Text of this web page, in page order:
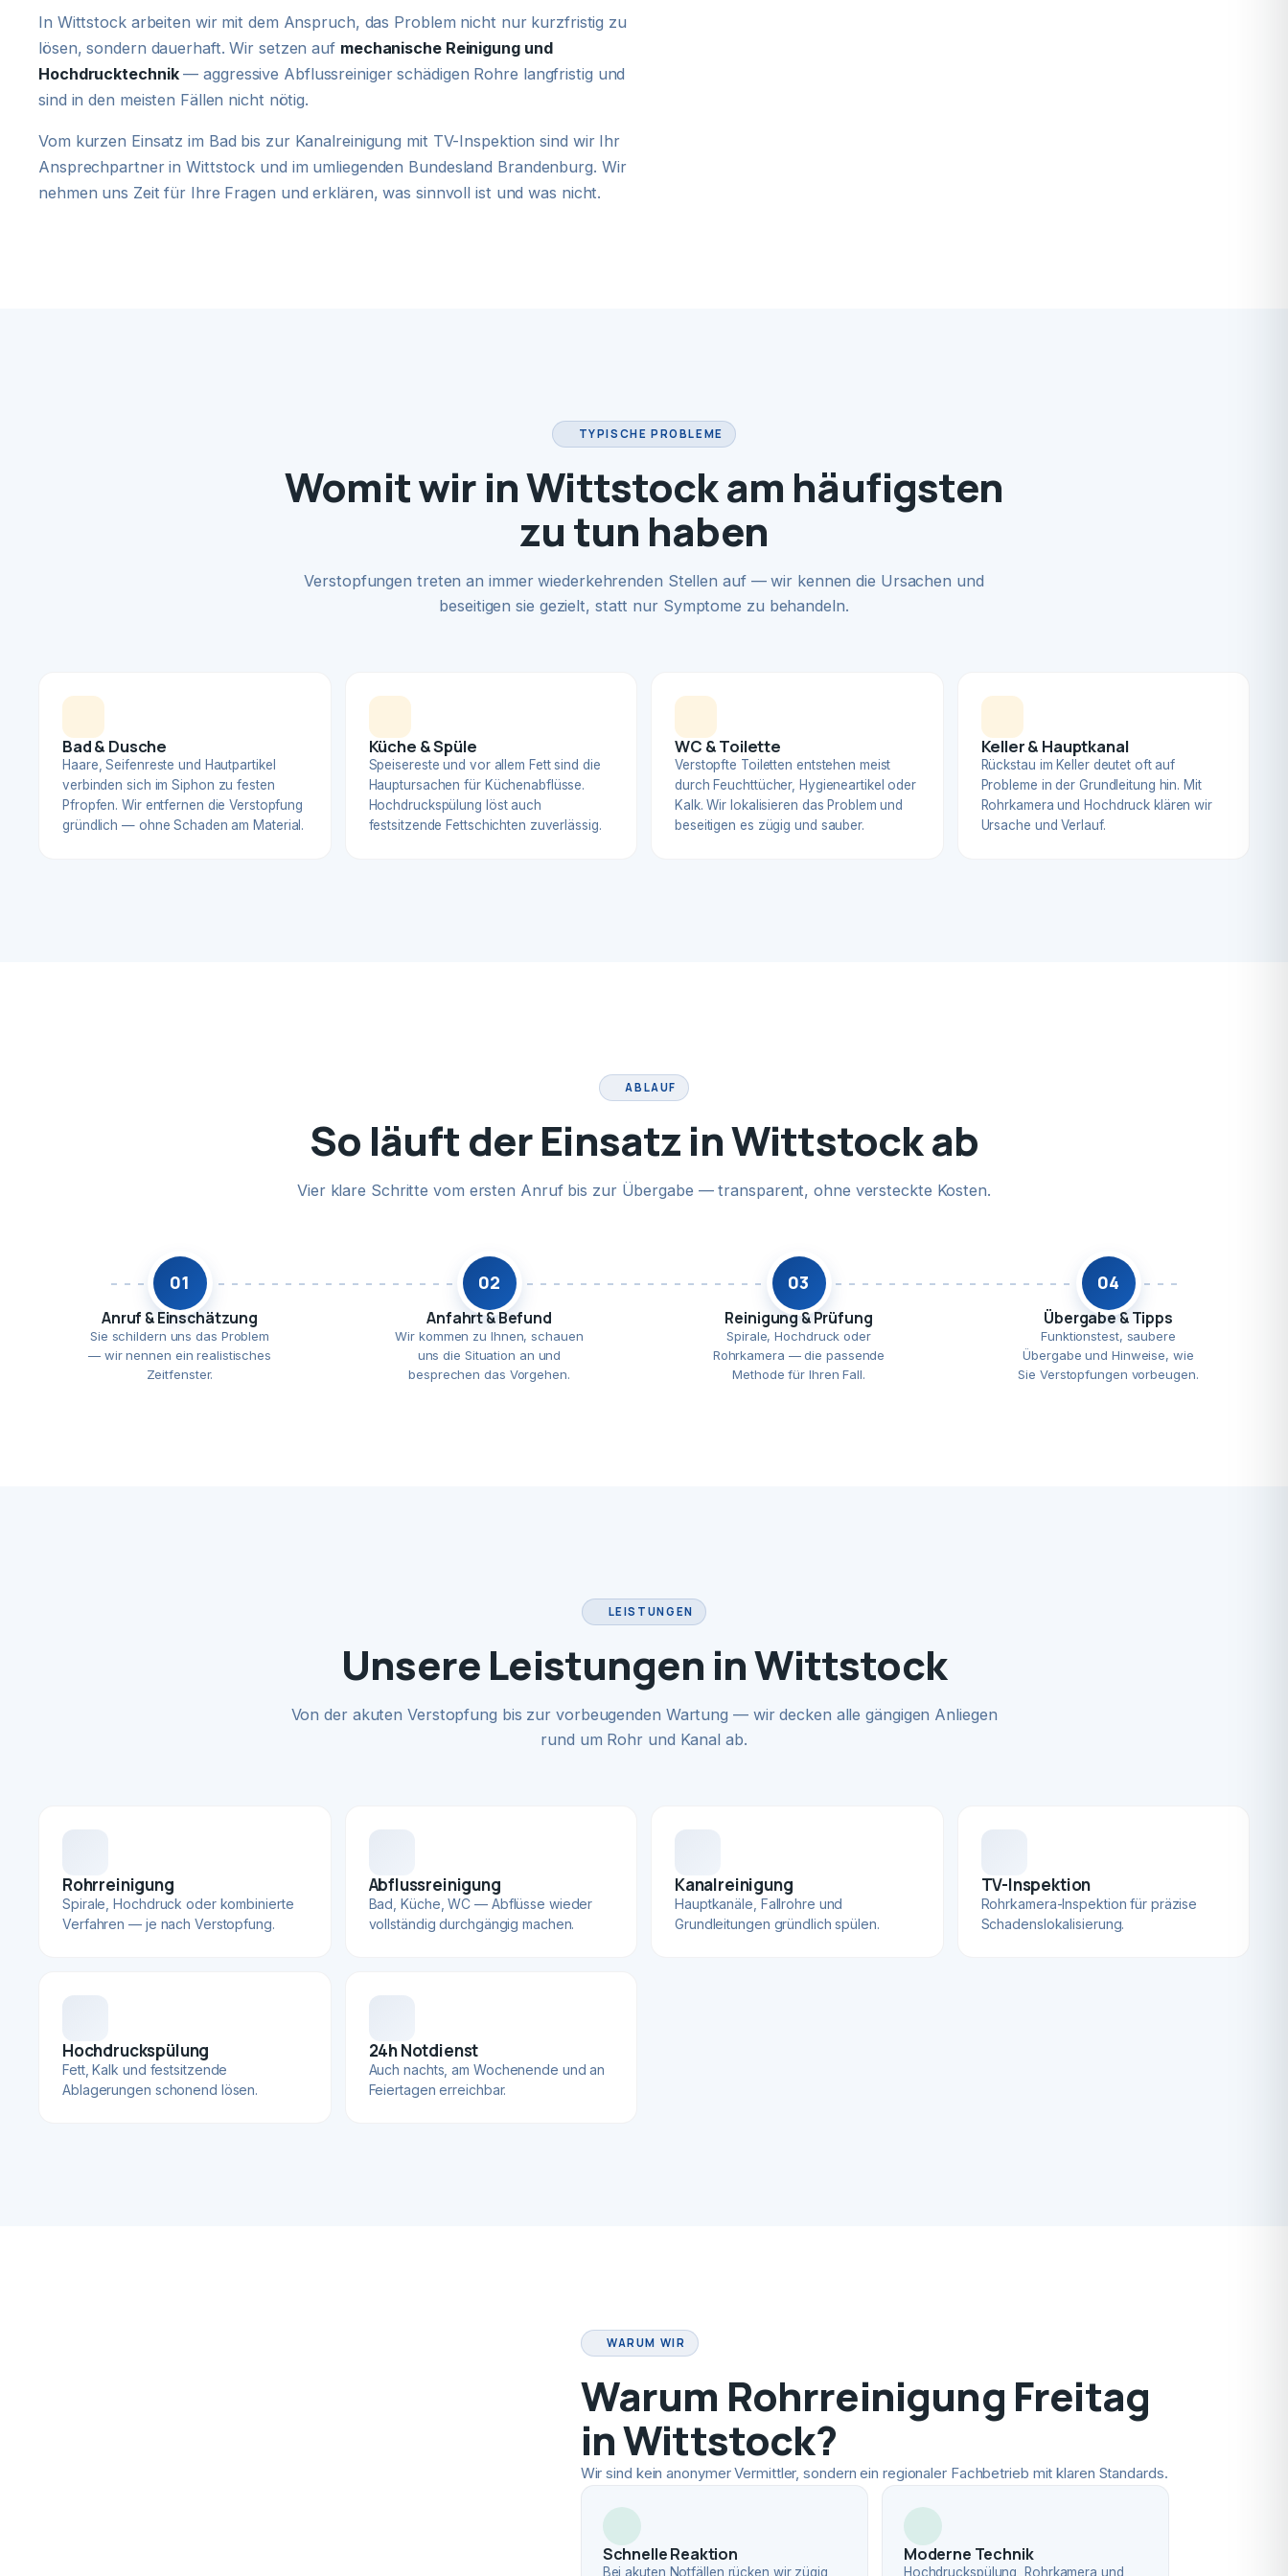
In Wittstock arbeiten wir mit dem Anspruch, das Problem nicht nur kurzfristig zu
lösen, sondern dauerhaft. Wir setzen auf mechanische Reinigung und
Hochdrucktechnik— aggressive Abflussreiniger schädigen Rohre langfristig und
sind in den meisten Fällen nicht nötig.
Vom kurzen Einsatz im Bad bis zur Kanalreinigung mit TV-Inspektion sind wir Ihr
Ansprechpartner in Wittstock und im umliegenden Bundesland Brandenburg. Wir
nehmen uns Zeit für Ihre Fragen und erklären, was sinnvoll ist und was nicht.
TYPISCHE PROBLEME
Womit wir in Wittstock am häufigsten
zu tun haben
Verstopfungen treten an immer wiederkehrenden Stellen auf — wir kennen die Ursachen und
beseitigen sie gezielt, statt nur Symptome zu behandeln.
Bad & Dusche
Haare, Seifenreste und Hautpartikel
verbinden sich im Siphon zu festen
Pfropfen. Wir entfernen die Verstopfung
gründlich — ohne Schaden am Material.
Küche & Spüle
Speisereste und vor allem Fett sind die
Hauptursachen für Küchenabflüsse.
Hochdruckspülung löst auch
festsitzende Fettschichten zuverlässig.
WC & Toilette
Verstopfte Toiletten entstehen meist
durch Feuchttücher, Hygieneartikel oder
Kalk. Wir lokalisieren das Problem und
beseitigen es zügig und sauber.
Keller & Hauptkanal
Rückstau im Keller deutet oft auf
Probleme in der Grundleitung hin. Mit
Rohrkamera und Hochdruck klären wir
Ursache und Verlauf.
ABLAUF
So läuft der Einsatz in Wittstock ab
Vier klare Schritte vom ersten Anruf bis zur Übergabe — transparent, ohne versteckte Kosten.
01
Anruf & Einschätzung
Sie schildern uns das Problem
— wir nennen ein realistisches
Zeitfenster.
02
Anfahrt & Befund
Wir kommen zu Ihnen, schauen
uns die Situation an und
besprechen das Vorgehen.
03
Reinigung & Prüfung
Spirale, Hochdruck oder
Rohrkamera — die passende
Methode für Ihren Fall.
04
Übergabe & Tipps
Funktionstest, saubere
Übergabe und Hinweise, wie
Sie Verstopfungen vorbeugen.
LEISTUNGEN
Unsere Leistungen in Wittstock
Von der akuten Verstopfung bis zur vorbeugenden Wartung — wir decken alle gängigen Anliegen
rund um Rohr und Kanal ab.
Rohrreinigung
Spirale, Hochdruck oder kombinierte
Verfahren — je nach Verstopfung.
Abflussreinigung
Bad, Küche, WC — Abflüsse wieder
vollständig durchgängig machen.
Kanalreinigung
Hauptkanäle, Fallrohre und
Grundleitungen gründlich spülen.
TV-Inspektion
Rohrkamera-Inspektion für präzise
Schadenslokalisierung.
Hochdruckspülung
Fett, Kalk und festsitzende
Ablagerungen schonend lösen.
24h Notdienst
Auch nachts, am Wochenende und an
Feiertagen erreichbar.
WARUM WIR
Warum Rohrreinigung Freitag
in Wittstock?
Wir sind kein anonymer Vermittler, sondern ein regionaler Fachbetrieb mit klaren Standards.
Schnelle Reaktion
Bei akuten Notfällen rücken wir zügig
Moderne Technik
Hochdruckspülung, Rohrkamera und